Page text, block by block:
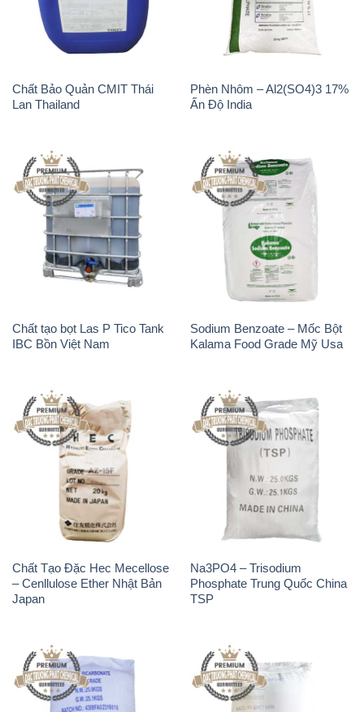
Chất Bảo Quản CMIT Thái
Lan Thailand
Phèn Nhôm – Al2(SO4)3 17%
Ấn Độ India
Chất tạo bọt Las P Tico Tank
IBC Bồn Việt Nam
Sodium Benzoate – Mốc Bột
Kalama Food Grade Mỹ Usa
Chất Tạo Đặc Hec Mecellose
– Cenllulose Ether Nhật Bản
Japan
Na3PO4 – Trisodium
Phosphate Trung Quốc China
TSP